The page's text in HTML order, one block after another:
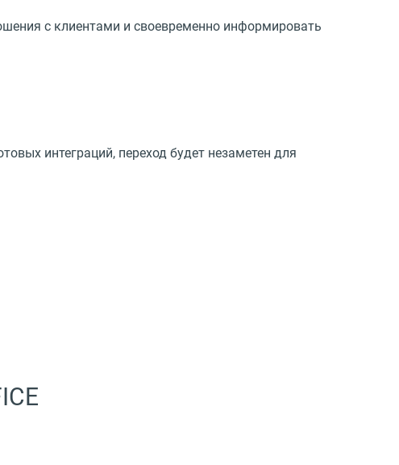
с клиентами и своевременно информировать
интеграций, переход будет незаметен для